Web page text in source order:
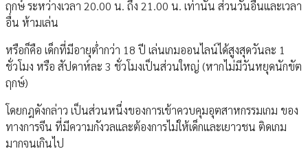
ฤกษ์ ระหว่างเวลา 20.00 น. ถึง 21.00 น. เท่านั้น ส่วนวันอื่นและเวลา
อื่น ห้ามเล่น
หรือก็คือ ​​เด็กที่มีอายุต่ำกว่า 18 ปี เล่นเกมออนไลน์ได้สูงสุดวันละ 1
ชั่วโมง หรือ สัปดาห์ละ 3 ชั่วโมงเป็นส่วนใหญ่ (หากไม่มีวันหยุดนักขัต
ฤกษ์)
โดยกฎดังกล่าว เป็นส่วนหนึ่งของการเข้าควบคุมอุตสาหกรรมเกม ของ
ทางการจีน ที่มีความกังวลและต้องการไม่ให้เด็กและเยาวชน ติดเกม
มากจนเกินไป